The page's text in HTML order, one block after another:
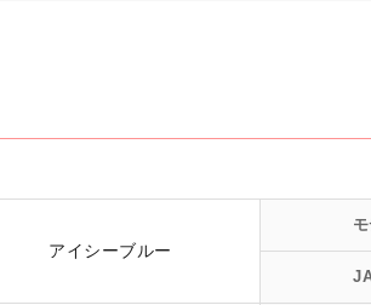
アイシーブルー